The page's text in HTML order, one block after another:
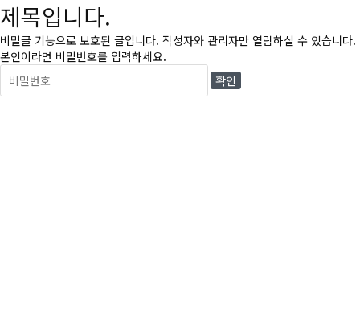
제목입니다.
비밀글 기능으로 보호된 글입니다. 작성자와 관리자만 열람하실 수 있습니다.
본인이라면 비밀번호를 입력하세요.